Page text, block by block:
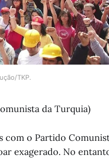
TKP.
da Turquia)
com o Partido
exagerado. No